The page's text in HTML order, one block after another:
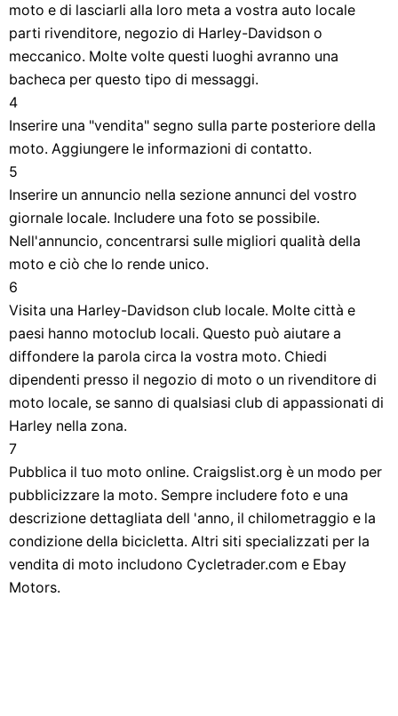
moto e di lasciarli alla loro meta a vostra auto locale
parti rivenditore, negozio di Harley-Davidson o
meccanico. Molte volte questi luoghi avranno una
bacheca per questo tipo di messaggi.
4
Inserire una "vendita" segno sulla parte posteriore della
moto. Aggiungere le informazioni di contatto.
5
Inserire un annuncio nella sezione annunci del vostro
giornale locale. Includere una foto se possibile.
Nell'annuncio, concentrarsi sulle migliori qualità della
moto e ciò che lo rende unico.
6
Visita una Harley-Davidson club locale. Molte città e
paesi hanno motoclub locali. Questo può aiutare a
diffondere la parola circa la vostra moto. Chiedi
dipendenti presso il negozio di moto o un rivenditore di
moto locale, se sanno di qualsiasi club di appassionati di
Harley nella zona.
7
Pubblica il tuo moto online. Craigslist.org è un modo per
pubblicizzare la moto. Sempre includere foto e una
descrizione dettagliata dell 'anno, il chilometraggio e la
condizione della bicicletta. Altri siti specializzati per la
vendita di moto includono Cycletrader.com e Ebay
Motors.